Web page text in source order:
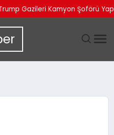
Gazileri Kamyon Şoförü